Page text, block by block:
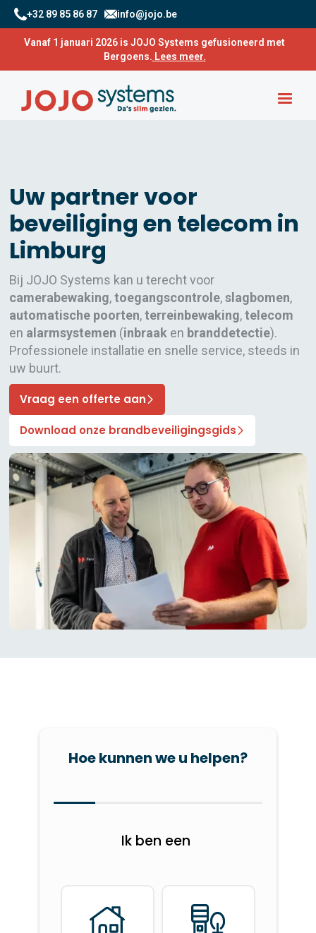
+32 89 85 86 87 info@jojo.be
Vanaf 1 januari 2026 is JOJO Systems gefusioneerd met
Bergoens. Lees meer.
Uw partner voor
beveiliging en telecom in
Limburg
Bij JOJO Systems kan u terecht voor
camerabewaking,toegangscontrole,slagbomen,
automatische poorten,terreinbewaking,telecom
en alarmsystemen (inbraak en branddetectie).
Professionele installatie en snelle service, steeds in
uw buurt.
Vraag een offerte aan
Download onze brandbeveiligingsgids
Hoe kunnen we u helpen?